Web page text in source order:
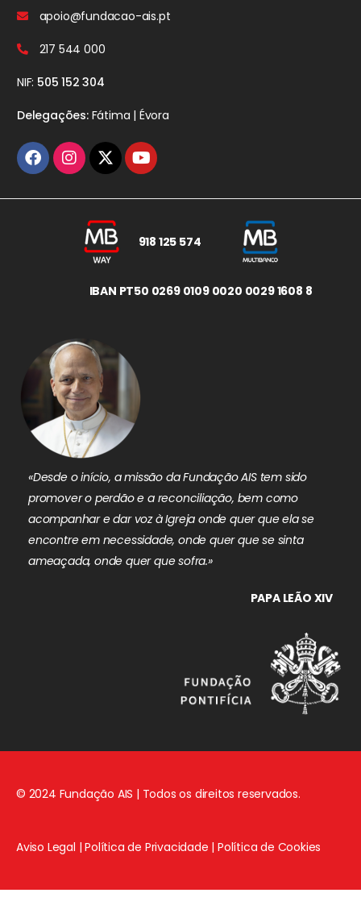
apoio@fundacao-ais.pt
217 544 000
NIF: 505 152 304
Delegações:Fátima | Évora
918 125 574
IBAN PT50 0269 0109 0020 0029 1608 8
«Desde o início, a missão da Fundação AIS tem sido
promover o perdão e a reconciliação, bem como
acompanhar e dar voz à Igreja onde quer que ela se
encontre em necessidade, onde quer que se sinta
ameaçada, onde quer que sofra.»
PAPA LEÃO XIV
© 2024 Fundação AIS | Todos os direitos reservados.
Aviso Legal |Política de Privacidade |Política de Cookies